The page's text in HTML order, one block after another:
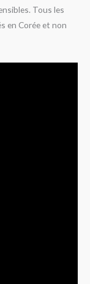
Tous les
en Corée et non